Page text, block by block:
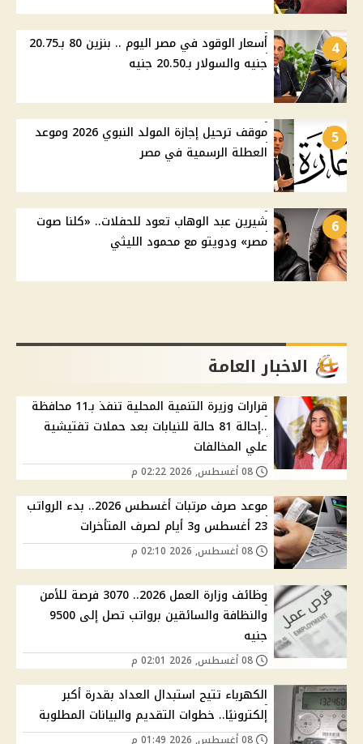
4
أسعار الوقود في مصر اليوم .. بنزين 80 بـ20.75
جنيه والسولار بـ20.50 جنيه
5
موقف ترحيل إجازة المولد النبوي 2026 وموعد
العطلة الرسمية في مصر
6
شيرين عبد الوهاب تعود للحفلات.. «كلنا صوت
مصر» ودويتو مع محمود الليثي
الاخبار العامة
قرارات وزيرة التنمية المحلية تنفذ بـ11 محافظة
..إحالة 81 حالة للنيابات بعد حملات تفتيشية
علي المخالفات
موعد صرف مرتبات أغسطس 2026.. بدء الرواتب
23 أغسطس و3 أيام لصرف المتأخرات
وظائف وزارة العمل 2026.. 3070 فرصة للأمن
والنظافة والسائقين برواتب تصل إلى 9500
جنيه
الكهرباء تتيح استبدال العداد بقدرة أكبر
إلكترونيًا.. خطوات التقديم والبيانات المطلوبة